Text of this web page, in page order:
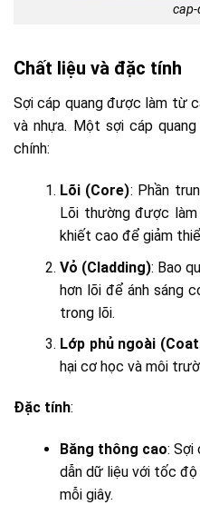
Chất liệu và đặc tính
Sợi cáp quang được làm từ
và nhựa. Một sợi cáp
chính:
Lõi (Core): Phần
Lõi thường được
khiết cao để giảm
Vỏ (Cladding): Bao
hơn lõi để ánh sáng
trong lõi.
Lớp phủ ngoài
hại cơ học và môi
Đặc tính:
Băng thông cao: Sợi
dẫn dữ liệu với tốc
mỗi giây.